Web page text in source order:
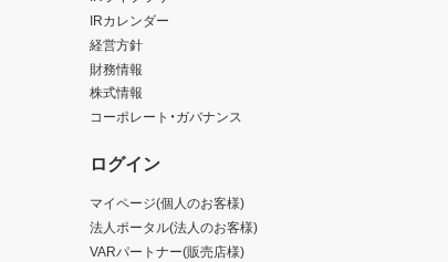
IRカレンダー
経営方針
財務情報
株式情報
コーポレート・ガバナンス
ログイン
マイページ(個人のお客様)
法人ポータル(法人のお客様)
VARパートナー(販売店様)